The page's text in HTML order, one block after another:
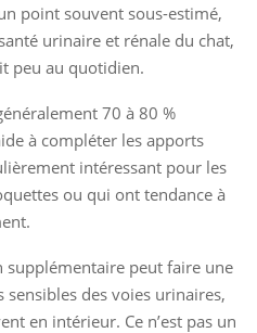
point souvent sous-estimé,
urinaire et rénale du chat,
peu au quotidien.
70 à 80 %
à compléter les apports
intéressant pour les
ou qui ont tendance à
supplémentaire peut faire une
sensibles des voies urinaires,
en intérieur. Ce n’est pas un